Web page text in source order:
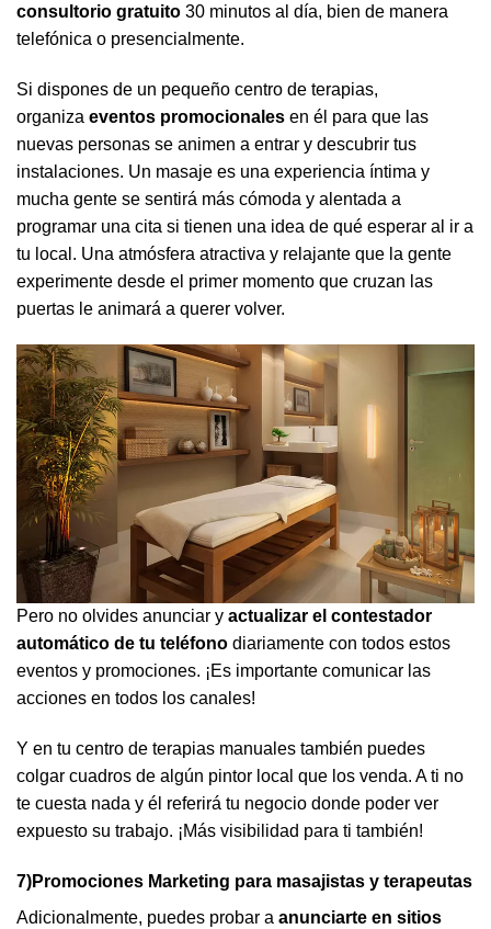
consultorio gratuito 30 minutos al día, bien de manera
telefónica o presencialmente.
Si dispones de un pequeño centro de terapias,
organiza eventos promocionales en él para que las
nuevas personas se animen a entrar y descubrir tus
instalaciones. Un masaje es una experiencia íntima y
mucha gente se sentirá más cómoda y alentada a
programar una cita si tienen una idea de qué esperar al ir a
tu local. Una atmósfera atractiva y relajante que la gente
experimente desde el primer momento que cruzan las
puertas le animará a querer volver.
Pero no olvides anunciar y actualizar el contestador
automático de tu teléfono diariamente con todos estos
eventos y promociones. ¡Es importante comunicar las
acciones en todos los canales!
Y en tu centro de terapias manuales también puedes
colgar cuadros de algún pintor local que los venda. A ti no
te cuesta nada y él referirá tu negocio donde poder ver
expuesto su trabajo. ¡Más visibilidad para ti también!
7)Promociones Marketing para masajistas y terapeutas
Adicionalmente, puedes probar a anunciarte en sitios